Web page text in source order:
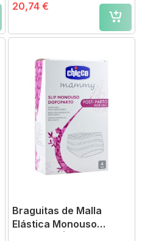
20,74 €
Braguitas de Malla
Elástica Monouso